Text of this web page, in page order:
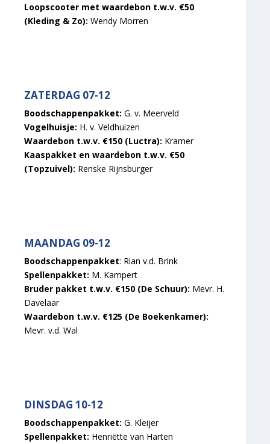
Loopscooter met waardebon t.w.v. €50
(Kleding & Zo): Wendy Morren
ZATERDAG 07-12
Boodschappenpakket: G. v. Meerveld
Vogelhuisje: H. v. Veldhuizen
Waardebon t.w.v. €150 (Luctra): Kramer
Kaaspakket en waardebon t.w.v. €50
(Topzuivel): Renske Rijnsburger
MAANDAG 09-12
Boodschappenpakket: Rian v.d. Brink
Spellenpakket: M. Kampert
Bruder pakket t.w.v. €150 (De Schuur): Mevr. H.
Davelaar
Waardebon t.w.v. €125 (De Boekenkamer):
Mevr. v.d. Wal
DINSDAG 10-12
Boodschappenpakket: G. Kleijer
Spellenpakket: Henriëtte van Harten